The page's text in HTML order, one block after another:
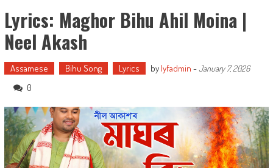
Lyrics: Maghor Bihu Ahil Moina |
Neel Akash
Assamese Bihu Song Lyrics by lyfadmin -January 7, 2026
0